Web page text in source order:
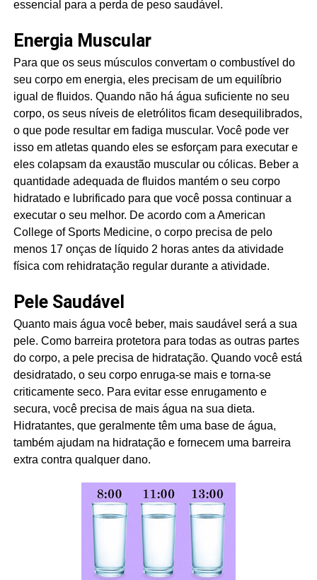
essencial para a perda de peso saudável.
Energia Muscular
Para que os seus músculos convertam o combustível do
seu corpo em energia, eles precisam de um equilíbrio
igual de fluidos. Quando não há água suficiente no seu
corpo, os seus níveis de eletrólitos ficam desequilibrados,
o que pode resultar em fadiga muscular. Você pode ver
isso em atletas quando eles se esforçam para executar e
eles colapsam da exaustão muscular ou cólicas. Beber a
quantidade adequada de fluidos mantém o seu corpo
hidratado e lubrificado para que você possa continuar a
executar o seu melhor. De acordo com a American
College of Sports Medicine, o corpo precisa de pelo
menos 17 onças de líquido 2 horas antes da atividade
física com rehidratação regular durante a atividade.
Pele Saudável
Quanto mais água você beber, mais saudável será a sua
pele. Como barreira protetora para todas as outras partes
do corpo, a pele precisa de hidratação. Quando você está
desidratado, o seu corpo enruga-se mais e torna-se
criticamente seco. Para evitar esse enrugamento e
secura, você precisa de mais água na sua dieta.
Hidratantes, que geralmente têm uma base de água,
também ajudam na hidratação e fornecem uma barreira
extra contra qualquer dano.